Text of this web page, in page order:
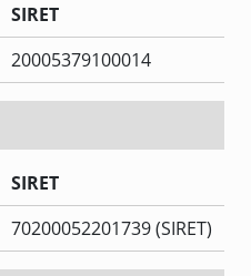
SIRET
20005379100014
SIRET
70200052201739 (SIRET)